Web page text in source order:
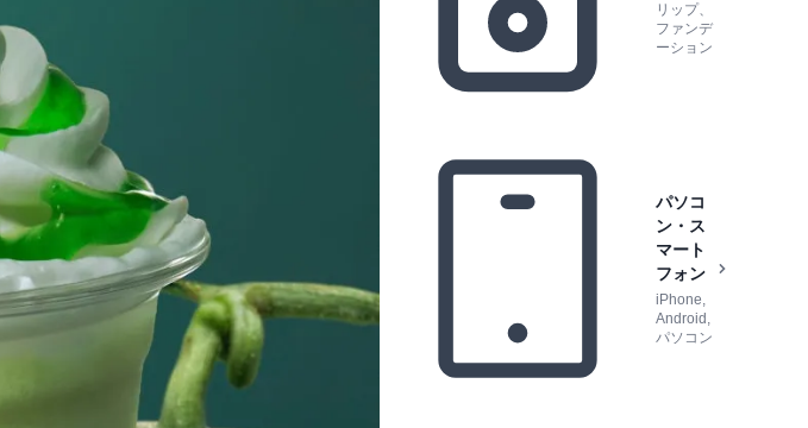
リップ、
ファンデ
ーション
パソコ
ン・ス
マート
フォン
iPhone,
Android,
パソコン